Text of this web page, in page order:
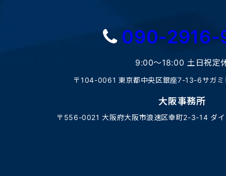
090-2916-
9:00〜18:00 土日祝定
〒104-0061 東京都中央区銀座7-13-6サガミ
大阪事務所
〒556-0021 大阪府大阪市浪速区幸町2-3-14 ダ